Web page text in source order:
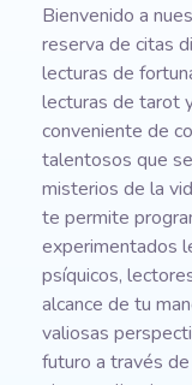
Bienvenido a
reserva de citas
lecturas de
lecturas de tarot
conveniente de
talentosos que
misterios de la
te permite
experimentados
psíquicos,
alcance de tu
valiosas
futuro a través